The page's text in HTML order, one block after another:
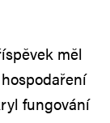
měl
fungování